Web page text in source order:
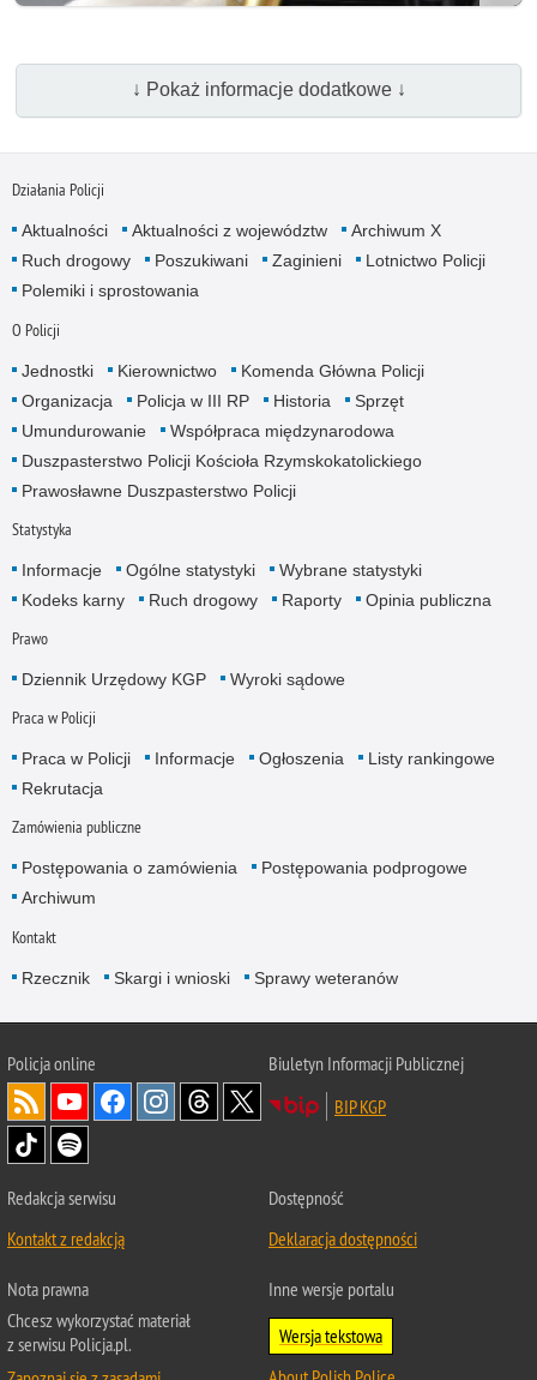
↓ Pokaż informacje dodatkowe ↓
Działania Policji
Aktualności Aktualności z województw
Archiwum X
Ruch drogowy
Poszukiwani Zaginieni
Lotnictwo Policji
Polemiki i sprostowania
O Policji
Jednostki Kierownictwo
Komenda Główna Policji
Organizacja
Policja w III RP Historia
Sprzęt
Umundurowanie
Współpraca międzynarodowa
Duszpasterstwo Policji Kościoła Rzymskokatolickiego
Prawosławne Duszpasterstwo Policji
Statystyka
Informacje Ogólne statystyki
Wybrane statystyki
Kodeks karny
Ruch drogowy Raporty Opinia publiczna
Prawo
Dziennik Urzędowy KGP Wyroki sądowe
Praca w Policji
Praca w Policji Informacje Ogłoszenia
Listy rankingowe
Rekrutacja
Zamówienia publiczne
Postępowania o zamówienia
Postępowania podprogowe
Archiwum
Kontakt
Rzecznik Skargi i wnioski Sprawy weteranów
Policjaonline
Biuletyn Informacji Publicznej
BIP KGP
Redakcja serwisu
Kontakt z redakcją
Dostępność
Deklaracja dostępności
Nota prawna
Chcesz wykorzystać materiał
z serwisu Policja.pl.
Inne wersje portalu
Wersja tekstowa